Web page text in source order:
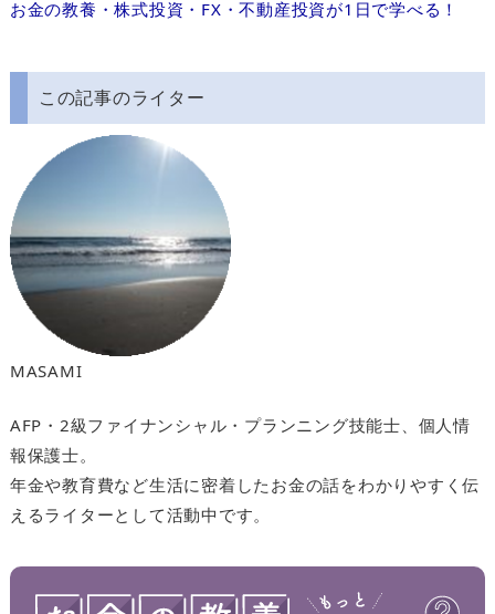
お金の教養・株式投資・FX・不動産投資が1 日で学べる！
この記事のライター
MASAMI
AFP・2級ファイナンシャル・プランニング技能士、個人情
報保護士。
年金や教育費など生活に密着したお金の話をわかりやすく伝
えるライターとして活動中です。